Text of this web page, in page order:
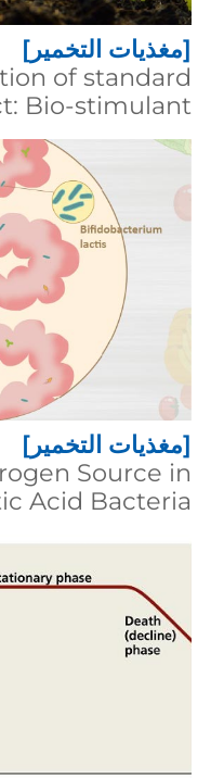
[مغذيات التخمير]
of standard
Bio-stimulant
[مغذيات التخمير]
Source in
Acid Bacteria